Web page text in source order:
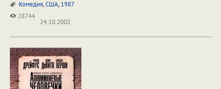
Комедия,США,1987
28744
24.10.2002